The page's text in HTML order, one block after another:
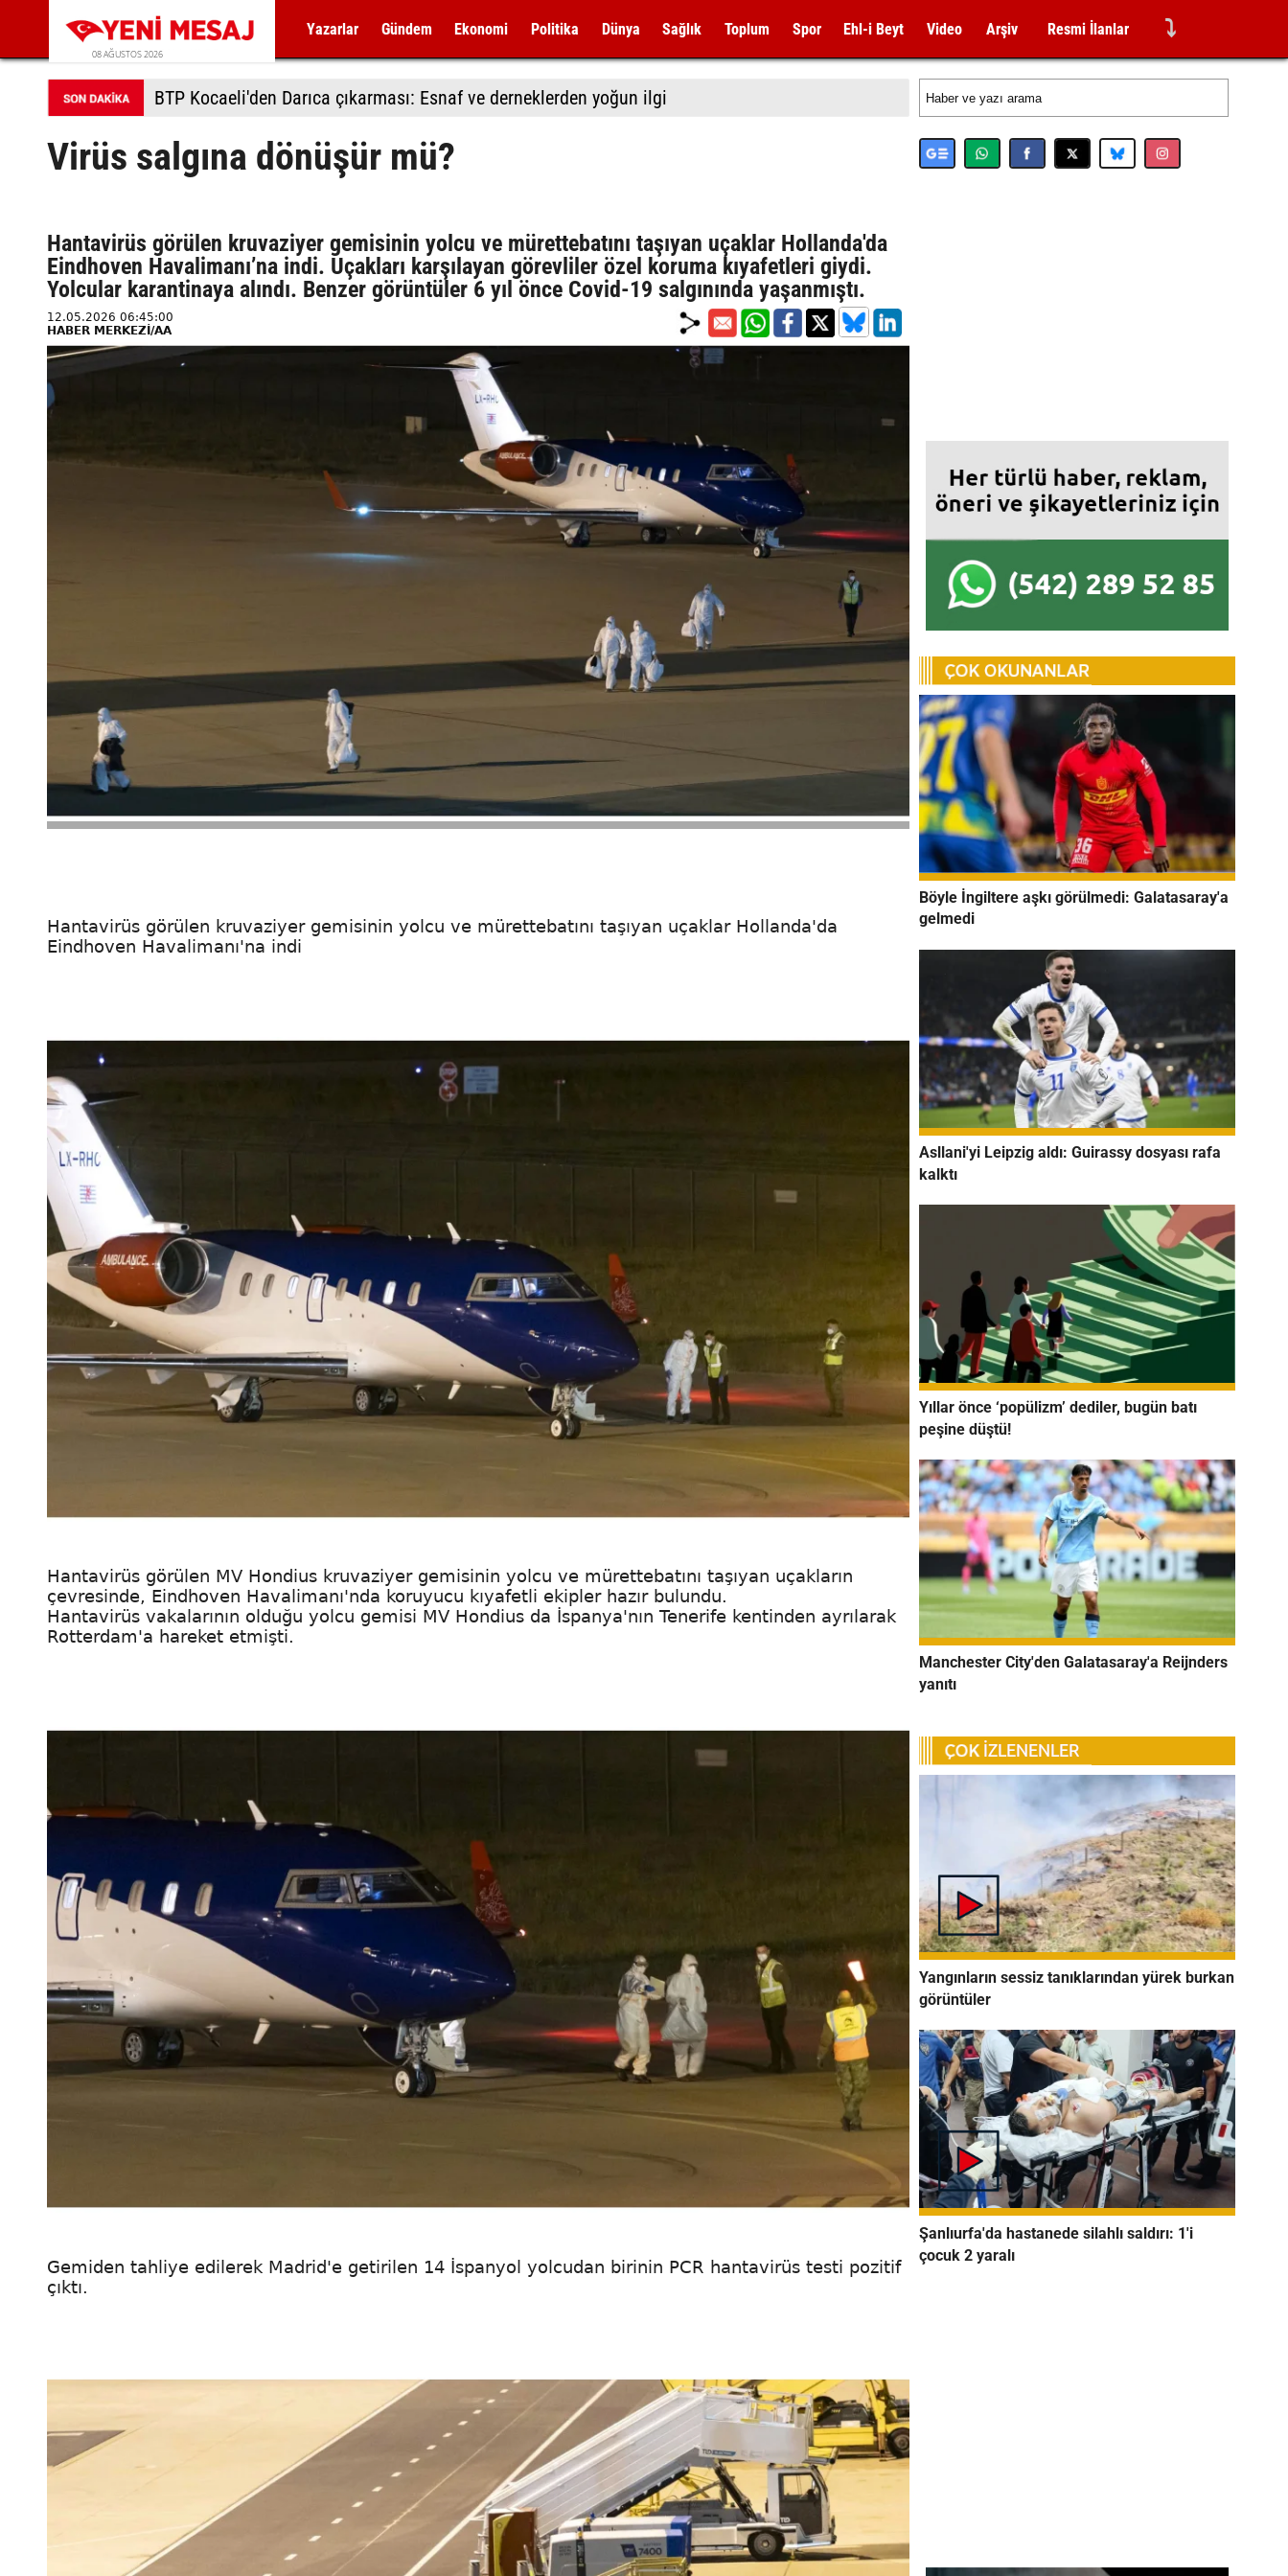
08 AĞUSTOS 2026
Yazarlar Gündem Ekonomi Politika Dünya Sağlık Toplum Spor Ehl-i Beyt Video Arşiv Resmi İlanlar ⤵
BTP Kocaeli'den Darıca çıkarması: Esnaf ve derneklerden yoğun ilgi
Virüs salgına dönüşür mü?
Hantavirüs görülen kruvaziyer gemisinin yolcu ve mürettebatını taşıyan uçaklar Hollanda'da
Eindhoven Havalimanı’na indi. Uçakları karşılayan görevliler özel koruma kıyafetleri giydi.
Yolcular karantinaya alındı. Benzer görüntüler 6 yıl önce Covid-19 salgınında yaşanmıştı.
12.05.2026 06:45:00
HABER MERKEZİ/AA
Hantavirüs görülen kruvaziyer gemisinin yolcu ve mürettebatını taşıyan uçaklar Hollanda'da
Eindhoven Havalimanı'na indi
Hantavirüs görülen MV Hondius kruvaziyer gemisinin yolcu ve mürettebatını taşıyan uçakların
çevresinde, Eindhoven Havalimanı'nda koruyucu kıyafetli ekipler hazır bulundu.
Hantavirüs vakalarının olduğu yolcu gemisi MV Hondius da İspanya'nın Tenerife kentinden ayrılarak
Rotterdam'a hareket etmişti.
Gemiden tahliye edilerek Madrid'e getirilen 14 İspanyol yolcudan birinin PCR hantavirüs testi pozitif
çıktı.
Böyle İngiltere aşkı görülmedi: Galatasaray'a
gelmedi
Asllani'yi Leipzig aldı: Guirassy dosyası rafa
kalktı
Yıllar önce ‘popülizm’ dediler, bugün batı
peşine düştü!
Manchester City'den Galatasaray'a Reijnders
yanıtı
Yangınların sessiz tanıklarından yürek burkan
görüntüler
Şanlıurfa'da hastanede silahlı saldırı: 1'i
çocuk 2 yaralı